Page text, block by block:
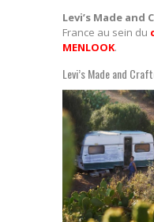
Levi’s Made and
France au sein du
MENLOOK.
Levi’s Made and